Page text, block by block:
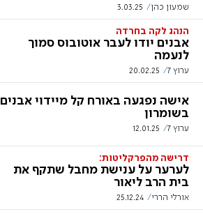
שמעון כהן 3.03.25
הנהג לקה בחרדה
אבנים יודו לעבר אוטובוס סמוך
לנעמה
ערוץ 7 20.02.25
אישה נפגעה באורח קל מיידוי אבנים
בשומרון
ערוץ 7 12.01.25
דרישה מהפרקליטות:
לערער על ענישת מחבל שתקף את
בית הרב ליאור
אורלי הררי 25.12.24